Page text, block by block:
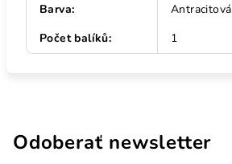
Barva:
Antracitová
Počet balíků: 1
Odoberať newsletter